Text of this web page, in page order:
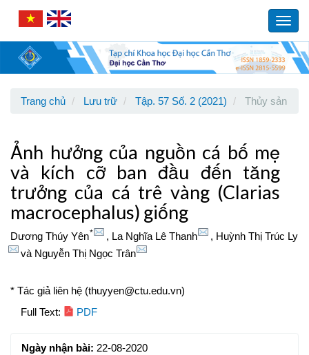
Navigation
Content
Sidebar
Trang chủ Lưu trữ Tập. 57 Số. 2 (2021) Thủy sản
Ảnh hưởng của nguồn cá bố mẹ
và kích cỡ ban đầu đến tăng
trưởng của cá trê vàng (Clarias
macrocephalus) giống
Dương Thúy Yên* , La Nghĩa Lê Thanh , Huỳnh Thị Trúc Ly
và Nguyễn Thị Ngọc Trân
* Tác giả liên hệ (thuyyen@ctu.edu.vn)
Article
Full Text: PDF
Ngày nhận bài: 22-08-2020